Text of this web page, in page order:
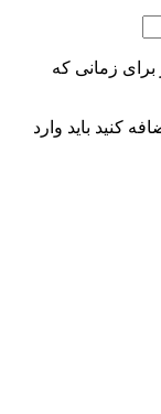
زمانی که
کنید باید وارد